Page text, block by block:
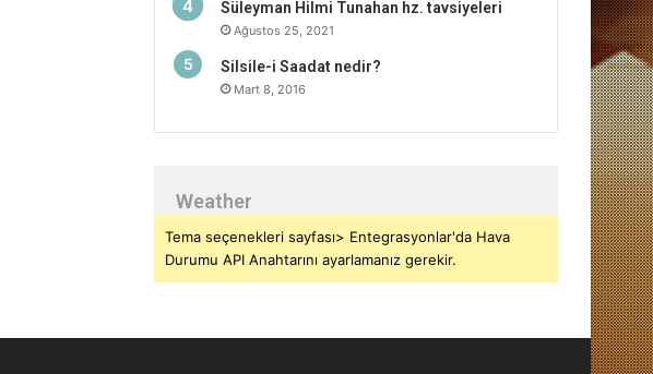
Süleyman Hilmi Tunahan hz. tavsiyeleri
Ağustos 25, 2021
Silsile-i Saadat nedir?
Mart 8, 2016
Weather
Tema seçenekleri sayfası> Entegrasyonlar'da Hava
Durumu API Anahtarını ayarlamanız gerekir.